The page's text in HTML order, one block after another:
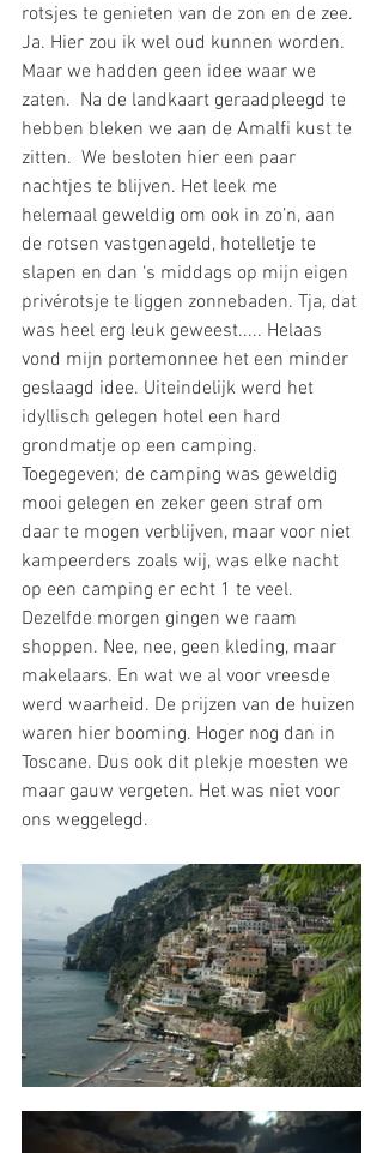
rotsjes te genieten van de zon en de zee.
Ja. Hier zou ik wel oud kunnen worden.
Maar we hadden geen idee waar we
zaten.  Na de landkaart geraadpleegd te
hebben bleken we aan de Amalfi kust te
zitten.  We besloten hier een paar
nachtjes te blijven. Het leek me
helemaal geweldig om ook in zo’n, aan
de rotsen vastgenageld, hotelletje te
slapen en dan ‘s middags op mijn eigen
privérotsje te liggen zonnebaden. Tja, dat
was heel erg leuk geweest..... Helaas
vond mijn portemonnee het een minder
geslaagd idee. Uiteindelijk werd het
idyllisch gelegen hotel een hard
grondmatje op een camping.
Toegegeven; de camping was geweldig
mooi gelegen en zeker geen straf om
daar te mogen verblijven, maar voor niet
kampeerders zoals wij, was elke nacht
op een camping er echt 1 te veel.
Dezelfde morgen gingen we raam
shoppen. Nee, nee, geen kleding, maar
makelaars. En wat we al voor vreesde
werd waarheid. De prijzen van de huizen
waren hier booming. Hoger nog dan in
Toscane. Dus ook dit plekje moesten we
maar gauw vergeten. Het was niet voor
ons weggelegd.